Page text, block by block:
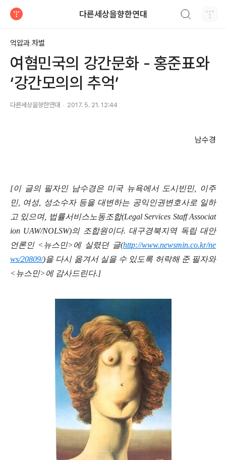
다른세상을향한연대
억압과 차별
여혐민국의 강간문화 - 홍준표와
‘강간모의의 추억’
다른세상을향한연대 2017. 5. 21. 12:44
남수경
[이 글의 필자인 남수경은 미국 뉴욕에서 도시빈민, 이주
민, 여성, 성소수자 등을 대변하는 공익인권변호사로 일하
고 있으며, 법률서비스노동조합(Legal Services Staff Associat
ion UAW/NOLSW)의 조합원이다. 대구경북지역 독립 대안
언론인 <뉴스민>에 실렸던 글(http://www.newsmin.co.kr/ne
ws/20809/)을 다시 옮겨서 실을 수 있도록 허락해 준 필자와
<뉴스민>에 감사드린다.]